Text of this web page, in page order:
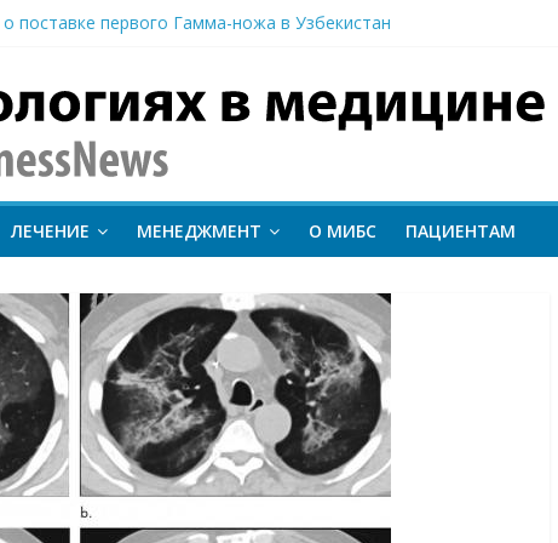
поставке первого Гамма-ножа в Узбекистан
и новый этап развития ядерной медицины: результаты
важно следить за состоянием сердечно-сосудистой
ЛЕЧЕНИЕ МЕНЕДЖМЕНТ О МИБС ПАЦИЕНТАМ